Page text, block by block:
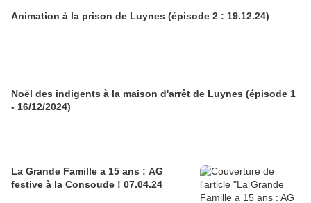
Animation à la prison de Luynes (épisode 2 : 19.12.24)
Noël des indigents à la maison d'arrêt de Luynes (épisode 1
- 16/12/2024)
La Grande Famille a 15 ans : AG
festive à la Consoude ! 07.04.24